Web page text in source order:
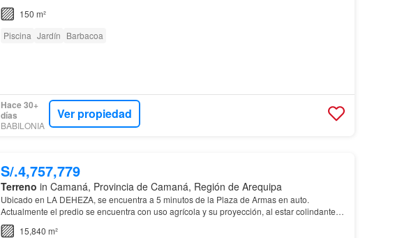
150 m²
Piscina Jardín Barbacoa
Hace 30+
días
BABILONIA
Ver propiedad
S/.4,757,779
Terreno in Camaná, Provincia de Camaná, Región de Arequipa
Ubicado en LA DEHEZA, se encuentra a 5 minutos de la Plaza de Armas en auto.
Actualmente el predio se encuentra con uso agrícola y su proyección, al estar colindante
con la Av…
15,840 m²